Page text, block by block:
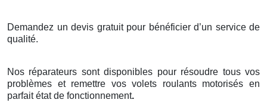
Demandez un devis gratuit pour bénéficier d’un service de
qualité.
Nos réparateurs sont disponibles pour résoudre tous vos
problèmes et remettre vos volets roulants motorisés en
parfait état de fonctionnement.